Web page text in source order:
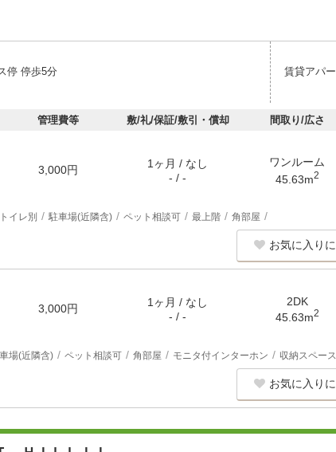
停 停歩5分 賃貸アパー
管理費等 敷/礼/保証/敷引・償却 間取り/広さ
3,000円
1ヶ月 / なし
- / -
ワンルーム
45.63m2
イレ別 駐車場(近隣含) ペット相談可 最上階 角部屋
お気に入り
3,000円
1ヶ月 / なし
- / -
2DK
45.63m2
場(近隣含) ペット相談可 角部屋 モニタ付インターホン 収納スペース
お気に入り